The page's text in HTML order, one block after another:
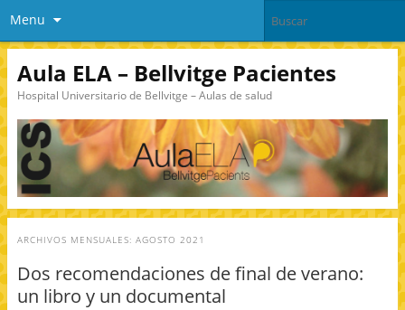
Menu
Aula ELA – Bellvitge Pacientes
Hospital Universitario de Bellvitge – Aulas de salud
ARCHIVOS MENSUALES: AGOSTO 2021
Dos recomendaciones de final de verano:
un libro y un documental